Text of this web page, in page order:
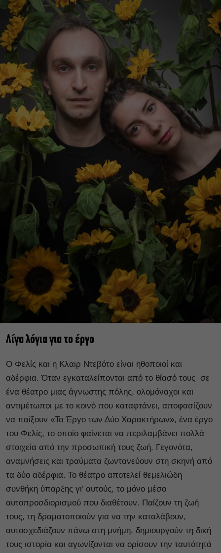
Λίγα λόγια για το έργο
Ο Φελίς και η Κλαιρ Ντεβότο είναι ηθοποιοί και
αδέρφια. Όταν εγκαταλείπονται από το θίασό τους σε
ένα θέατρο μιας άγνωστης πόλης, ολομόναχοι και
αντιμέτωποι με το κοινό που καταφτάνει, αποφασίζουν
να παίξουν «Το Έργο των Δύο Χαρακτήρων», ένα έργο
του Φελίς, το οποίο φαίνεται να περιλαμβάνει πολλά
στοιχεία από την προσωπική τους ζωή. Γεγονότα,
αναμνήσεις και τραύματα ζωντανεύουν στη σκηνή από
τα δύο αδέρφια. Το θέατρο αποτελεί θεμελιώδη
συνθήκη ύπαρξης γι’ αυτούς, το μόνο μέσο
αυτοπροσδιορισμού που διαθέτουν. Παίζουν τη ζωή
τους, τη δραματοποιούν για να την καταλάβουν,
αυτοσχεδιάζουν πάνω στη μνήμη, δημιουργούν τη δική
τους ιστορία και αγωνίζονται να ορίσουν την ταυτότητά